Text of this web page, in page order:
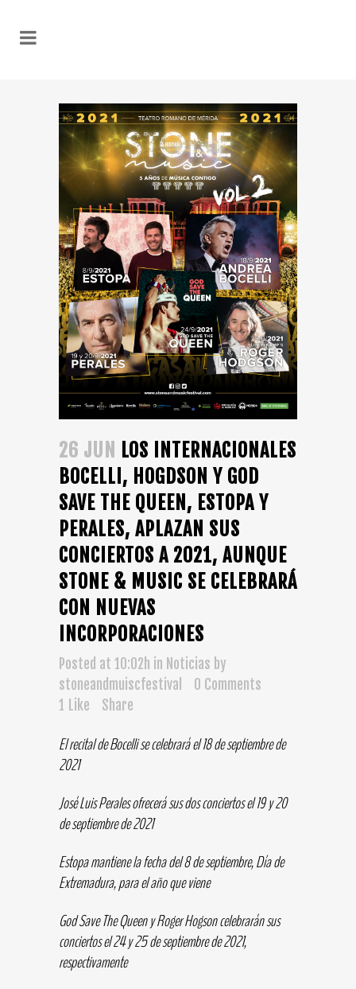
26 JUN LOS INTERNACIONALES
BOCELLI, HOGDSON Y GOD
SAVE THE QUEEN, ESTOPA Y
PERALES, APLAZAN SUS
CONCIERTOS A 2021, AUNQUE
STONE & MUSIC SE CELEBRARÁ
CON NUEVAS
INCORPORACIONES
Posted at 10:02h in Noticias by
stoneandmuiscfestival
0 Comments
1 Like Share
El recital de Bocelli se celebrará el 18 de septiembre de
2021
José Luis Perales ofrecerá sus dos conciertos el 19 y 20
de septiembre de 2021
Estopa mantiene la fecha del 8 de septiembre, Día de
Extremadura, para el año que viene
God Save The Queen y Roger Hogson celebrarán sus
conciertos el 24 y 25 de septiembre de 2021,
respectivamente